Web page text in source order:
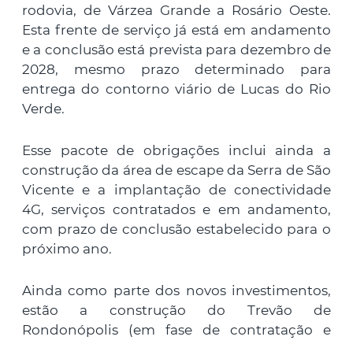
rodovia, de Várzea Grande a Rosário Oeste.
Esta frente de serviço já está em andamento
e a conclusão está prevista para dezembro de
2028, mesmo prazo determinado para
entrega do contorno viário de Lucas do Rio
Verde.
Esse pacote de obrigações inclui ainda a
construção da área de escape da Serra de São
Vicente e a implantação de conectividade
4G, serviços contratados e em andamento,
com prazo de conclusão estabelecido para o
próximo ano.
Ainda como parte dos novos investimentos,
estão a construção do Trevão de
Rondonópolis (em fase de contratação e